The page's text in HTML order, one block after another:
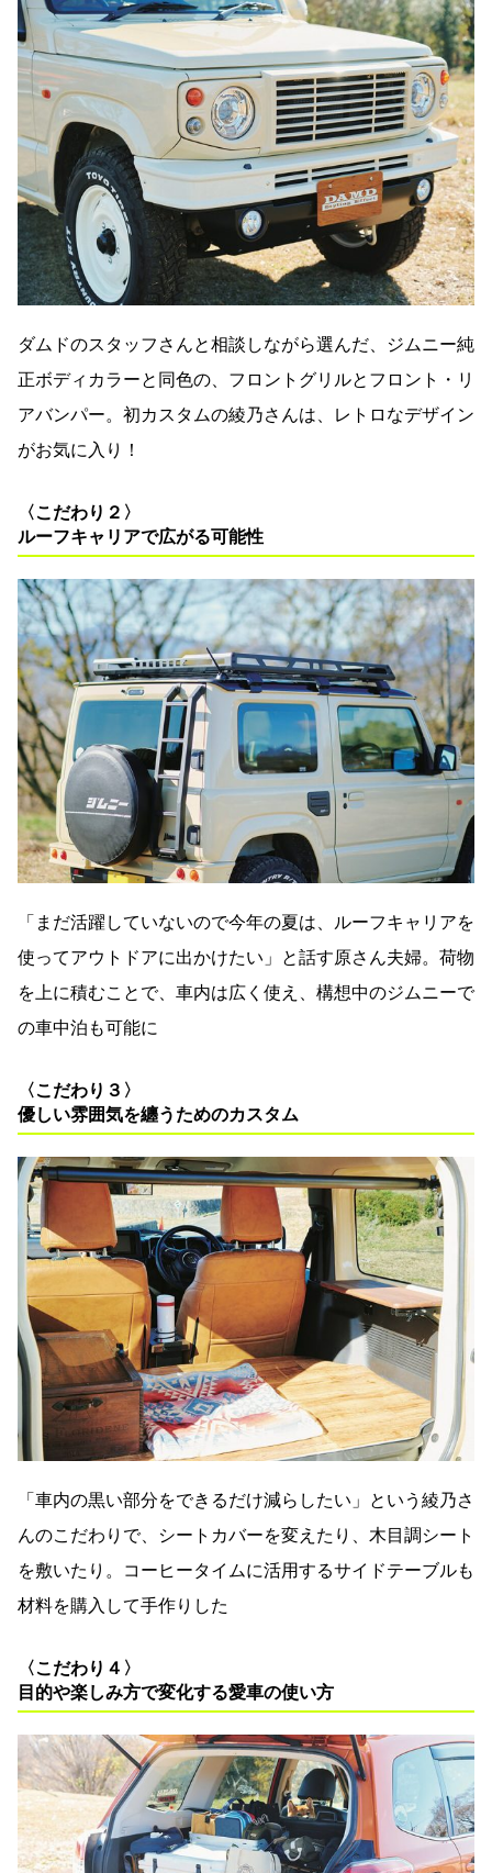
ダムドのスタッフさんと相談しながら選んだ、ジムニー純
正ボディカラーと同色の、フロントグリルとフロント・リ
アバンパー。初カスタムの綾乃さんは、レトロなデザイン
がお気に入り！
〈こだわり２〉
ルーフキャリアで広がる可能性
「まだ活躍していないので今年の夏は、ルーフキャリアを
使ってアウトドアに出かけたい」と話す原さん夫婦。荷物
を上に積むことで、車内は広く使え、構想中のジムニーで
の車中泊も可能に
〈こだわり３〉
優しい雰囲気を纏うためのカスタム
「車内の黒い部分をできるだけ減らしたい」という綾乃さ
んのこだわりで、シートカバーを変えたり、木目調シート
を敷いたり。コーヒータイムに活用するサイドテーブルも
材料を購入して手作りした
〈こだわり４〉
目的や楽しみ方で変化する愛車の使い方